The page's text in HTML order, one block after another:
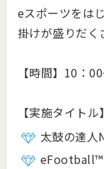
eスポーツをは
掛けが盛りだく
【時間】10：
【実施タイトル】
太鼓の達